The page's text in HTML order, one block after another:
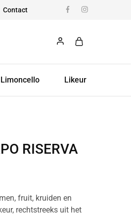
Contact
Limoncello Likeur
RISERVA
fruit, kruiden en
rechtstreeks uit het